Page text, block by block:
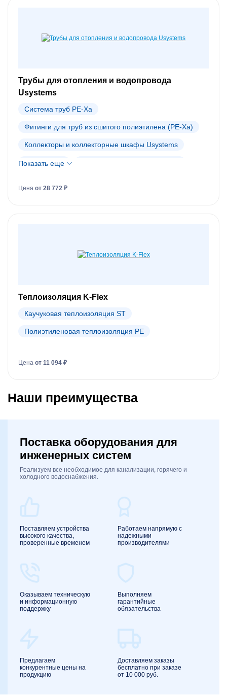
Трубы для отопления и водопровода
Usystems
Система труб PE-Xa
Фитинги для труб из сшитого полиэтилена (PE-Xa)
Коллекторы и коллекторные шкафы Usystems
Теплый пол
Показать еще
Цена от 28 772 ₽
Теплоизоляция K-Flex
Каучуковая теплоизоляция ST
Полиэтиленовая теплоизоляция PE
Цена от 11 094 ₽
Наши преимущества
Поставка оборудования для
инженерных систем
Реализуем все необходимое для канализации, горячего и
холодного водоснабжения.
Поставляем устройства
высокого качества,
проверенные временем
Работаем напрямую с
надежными
производителями
Оказываем техническую
и информационную
поддержку
Выполняем
гарантийные
обязательства
Предлагаем
конкурентные цены на
продукцию
Доставляем заказы
бесплатно при заказе
от 10 000 руб.